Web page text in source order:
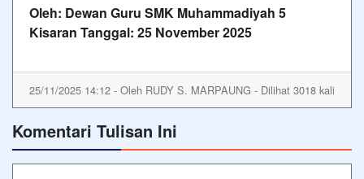
Oleh: Dewan Guru SMK Muhammadiyah 5
Kisaran Tanggal: 25 November 2025
25/11/2025 14:12 - Oleh RUDY S. MARPAUNG - Dilihat 3018 kali
Komentari Tulisan Ini